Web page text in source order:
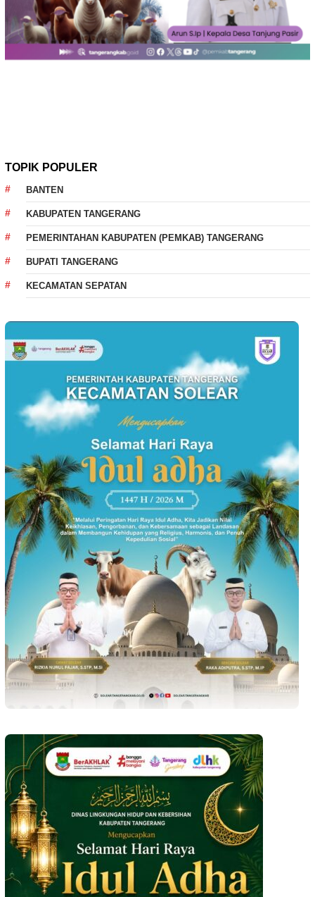
TOPIK POPULER
BANTEN
KABUPATEN TANGERANG
PEMERINTAHAN KABUPATEN (PEMKAB) TANGERANG
BUPATI TANGERANG
KECAMATAN SEPATAN